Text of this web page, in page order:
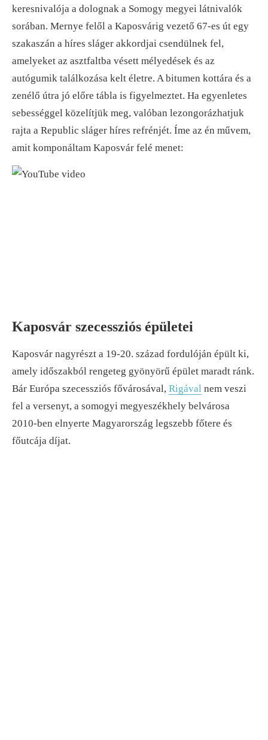
keresnivalója a dolognak a Somogy megyei látnivalók
sorában. Mernye felől a Kaposvárig vezető 67-es út egy
szakaszán a híres sláger akkordjai csendülnek fel,
amelyeket az asztfaltba vésett mélyedések és az
autógumik találkozása kelt életre. A bitumen kottára és a
zenélő útra jó előre tábla is figyelmeztet. Ha egyenletes
sebességgel közelítjük meg, valóban lezongorázhatjuk
rajta a Republic sláger híres refrénjét. Íme az én művem,
amit komponáltam Kaposvár felé menet:
Kaposvár szecessziós épületei
Kaposvár nagyrészt a 19-20. század fordulóján épült ki,
amely időszakból rengeteg gyönyörű épület maradt ránk.
Bár Európa szecessziós fővárosával, Rigával nem veszi
fel a versenyt, a somogyi megyeszékhely belvárosa
2010-ben elnyerte Magyarország legszebb főtere és
főutcája díjat.